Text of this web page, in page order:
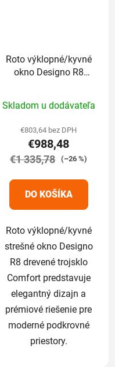
Roto výklopné/kyvné
okno Designo R8
hodnotenie
produktu
je
5,0
5
hviezdičiek.
Skladom u dodávateľa
€803,64 bez DPH
€988,48
€1 335,78 (–26 %)
DO KOŠÍKA
Roto výklopné/kyvné
strešné okno Designo
R8 drevené trojsklo
Comfort predstavuje
elegantný dizajn a
prémiové riešenie pre
moderné podkrovné
priestory.